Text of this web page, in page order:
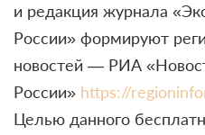
и редакция журнала
России» формируют
новостей — РИА
России» https://
Целью данного